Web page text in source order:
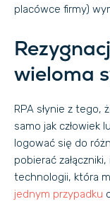
placówce firmy)
wieloma
RPA słynie z
samo jak człowiek
logować się do
pobierać
technologii, która
jednym przypadku